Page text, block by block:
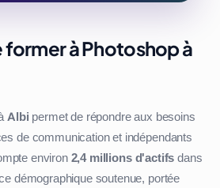
former à Photoshop à
Albi permet de répondre aux besoins
de communication et indépendants
environ 2,4 millions d'actifs dans
démographique soutenue, portée